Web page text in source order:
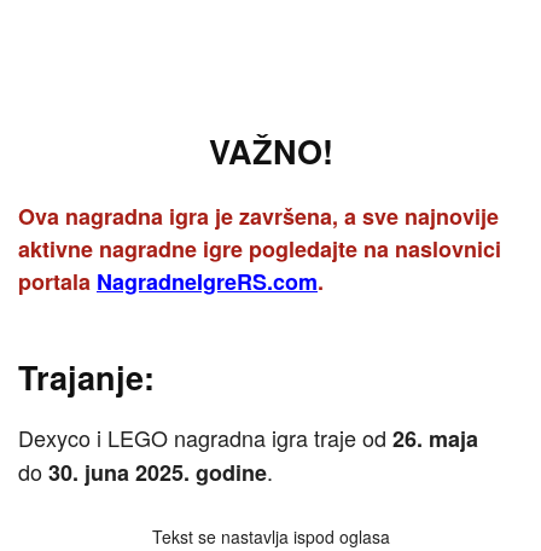
VAŽNO!
Ova nagradna igra je završena, a sve najnovije
aktivne nagradne igre pogledajte na naslovnici
portala NagradneIgreRS.com.
Trajanje:
Dexyco i LEGO nagradna igra traje od 26. maja
do30. juna 2025. godine.
Tekst se nastavlja ispod oglasa